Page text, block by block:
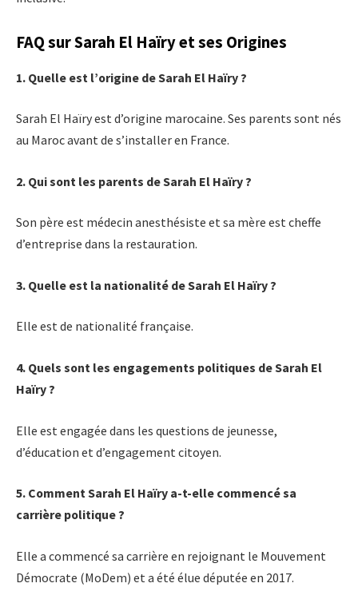
FAQ sur Sarah El Haïry et ses Origines
1. Quelle est l’origine de Sarah El Haïry ?
Sarah El Haïry est d’origine marocaine. Ses parents sont nés
au Maroc avant de s’installer en France.
2. Qui sont les parents de Sarah El Haïry ?
Son père est médecin anesthésiste et sa mère est cheffe
d’entreprise dans la restauration.
3. Quelle est la nationalité de Sarah El Haïry ?
Elle est de nationalité française.
4. Quels sont les engagements politiques de Sarah El
Haïry ?
Elle est engagée dans les questions de jeunesse,
d’éducation et d’engagement citoyen.
5. Comment Sarah El Haïry a-t-elle commencé sa
carrière politique ?
Elle a commencé sa carrière en rejoignant le Mouvement
Démocrate (MoDem) et a été élue députée en 2017.